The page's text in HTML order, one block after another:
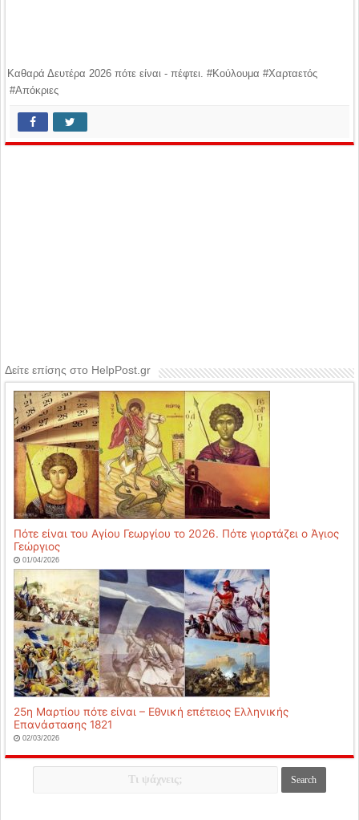
Καθαρά Δευτέρα 2026 πότε είναι - πέφτει. #Κούλουμα #Χαρταετός
#Απόκριες
Δείτε επίσης στο HelpPost.gr
Πότε είναι του Αγίου Γεωργίου το 2026. Πότε γιορτάζει ο Άγιος
Γεώργιος
01/04/2026
25η Μαρτίου πότε είναι – Εθνική επέτειος Ελληνικής
Επανάστασης 1821
02/03/2026